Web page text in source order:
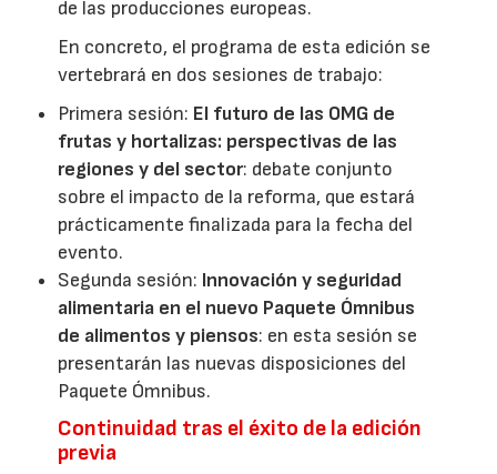
de las producciones europeas.
En concreto, el programa de esta edición se
vertebrará en dos sesiones de trabajo:
Primera sesión: El futuro de las OMG de
frutas y hortalizas: perspectivas de las
regiones y del sector: debate conjunto
sobre el impacto de la reforma, que estará
prácticamente finalizada para la fecha del
evento.
Segunda sesión: Innovación y seguridad
alimentaria en el nuevo Paquete Ómnibus
de alimentos y piensos: en esta sesión se
presentarán las nuevas disposiciones del
Paquete Ómnibus.
Continuidad tras el éxito de la edición
previa